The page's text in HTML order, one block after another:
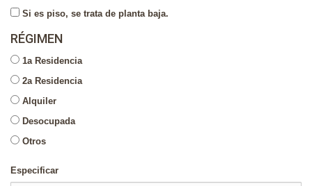
Si es piso, se trata de planta baja.
RÉGIMEN
1a Residencia
2a Residencia
Alquiler
Desocupada
Otros
Especificar